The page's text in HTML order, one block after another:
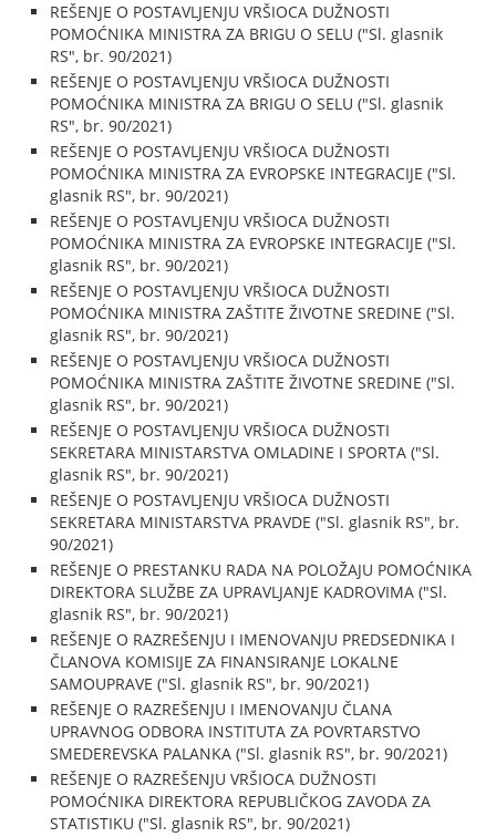
REŠENJE O POSTAVLJENJU VRŠIOCA DUŽNOSTI
POMOĆNIKA MINISTRA ZA BRIGU O SELU ("Sl. glasnik
RS", br. 90/2021)
REŠENJE O POSTAVLJENJU VRŠIOCA DUŽNOSTI
POMOĆNIKA MINISTRA ZA BRIGU O SELU ("Sl. glasnik
RS", br. 90/2021)
REŠENJE O POSTAVLJENJU VRŠIOCA DUŽNOSTI
POMOĆNIKA MINISTRA ZA EVROPSKE INTEGRACIJE ("Sl.
glasnik RS", br. 90/2021)
REŠENJE O POSTAVLJENJU VRŠIOCA DUŽNOSTI
POMOĆNIKA MINISTRA ZA EVROPSKE INTEGRACIJE ("Sl.
glasnik RS", br. 90/2021)
REŠENJE O POSTAVLJENJU VRŠIOCA DUŽNOSTI
POMOĆNIKA MINISTRA ZAŠTITE ŽIVOTNE SREDINE ("Sl.
glasnik RS", br. 90/2021)
REŠENJE O POSTAVLJENJU VRŠIOCA DUŽNOSTI
POMOĆNIKA MINISTRA ZAŠTITE ŽIVOTNE SREDINE ("Sl.
glasnik RS", br. 90/2021)
REŠENJE O POSTAVLJENJU VRŠIOCA DUŽNOSTI
SEKRETARA MINISTARSTVA OMLADINE I SPORTA ("Sl.
glasnik RS", br. 90/2021)
REŠENJE O POSTAVLJENJU VRŠIOCA DUŽNOSTI
SEKRETARA MINISTARSTVA PRAVDE ("Sl. glasnik RS", br.
90/2021)
REŠENJE O PRESTANKU RADA NA POLOŽAJU POMOĆNIKA
DIREKTORA SLUŽBE ZA UPRAVLJANJE KADROVIMA ("Sl.
glasnik RS", br. 90/2021)
REŠENJE O RAZREŠENJU I IMENOVANJU PREDSEDNIKA I
ČLANOVA KOMISIJE ZA FINANSIRANJE LOKALNE
SAMOUPRAVE ("Sl. glasnik RS", br. 90/2021)
REŠENJE O RAZREŠENJU I IMENOVANJU ČLANA
UPRAVNOG ODBORA INSTITUTA ZA POVRTARSTVO
SMEDEREVSKA PALANKA ("Sl. glasnik RS", br. 90/2021)
REŠENJE O RAZREŠENJU VRŠIOCA DUŽNOSTI
POMOĆNIKA DIREKTORA REPUBLIČKOG ZAVODA ZA
STATISTIKU ("Sl. glasnik RS", br. 90/2021)